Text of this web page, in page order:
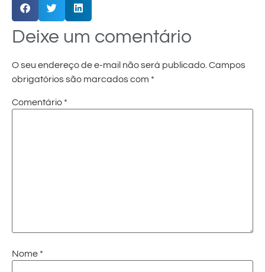
Deixe um comentário
O seu endereço de e-mail não será publicado. Campos
obrigatórios são marcados com *
Comentário *
Nome *